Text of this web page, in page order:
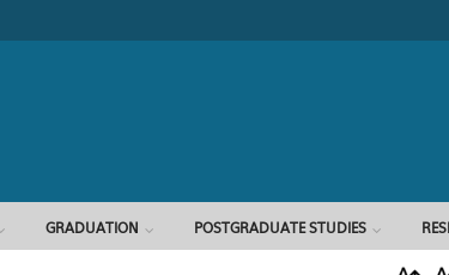
Search
GRADUATION POSTGRADUATE STUDIES